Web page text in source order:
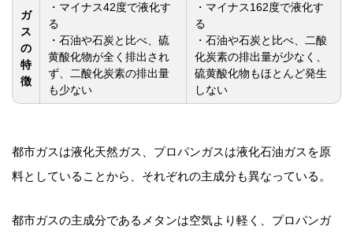
ガ
ス
の
特
徴
・マイナス42度で液化す
る
・石油や石炭と比べ、硫
黄酸化物が全く排出され
ず、二酸化炭素の排出量
も少ない
・マイナス162度で液化す
る
・石油や石炭と比べ、二酸
化炭素の排出量が少なく、
硫黄酸化物もほとんど発生
しない
都市ガスは液化天然ガス、プロパンガスは液化石油ガスを原
料としていることから、それぞれの主成分も異なっている。
都市ガスの主成分であるメタンは空気より軽く、プロパンガ